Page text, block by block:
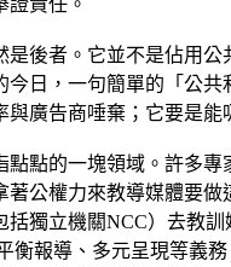
後者。它並不是佔用
日，一句簡單的「公
廣告商唾棄；它要是
點的一塊領域。許多
公權力來教導媒體要
獨立機關NCC）去教
衡報導、多元呈現等